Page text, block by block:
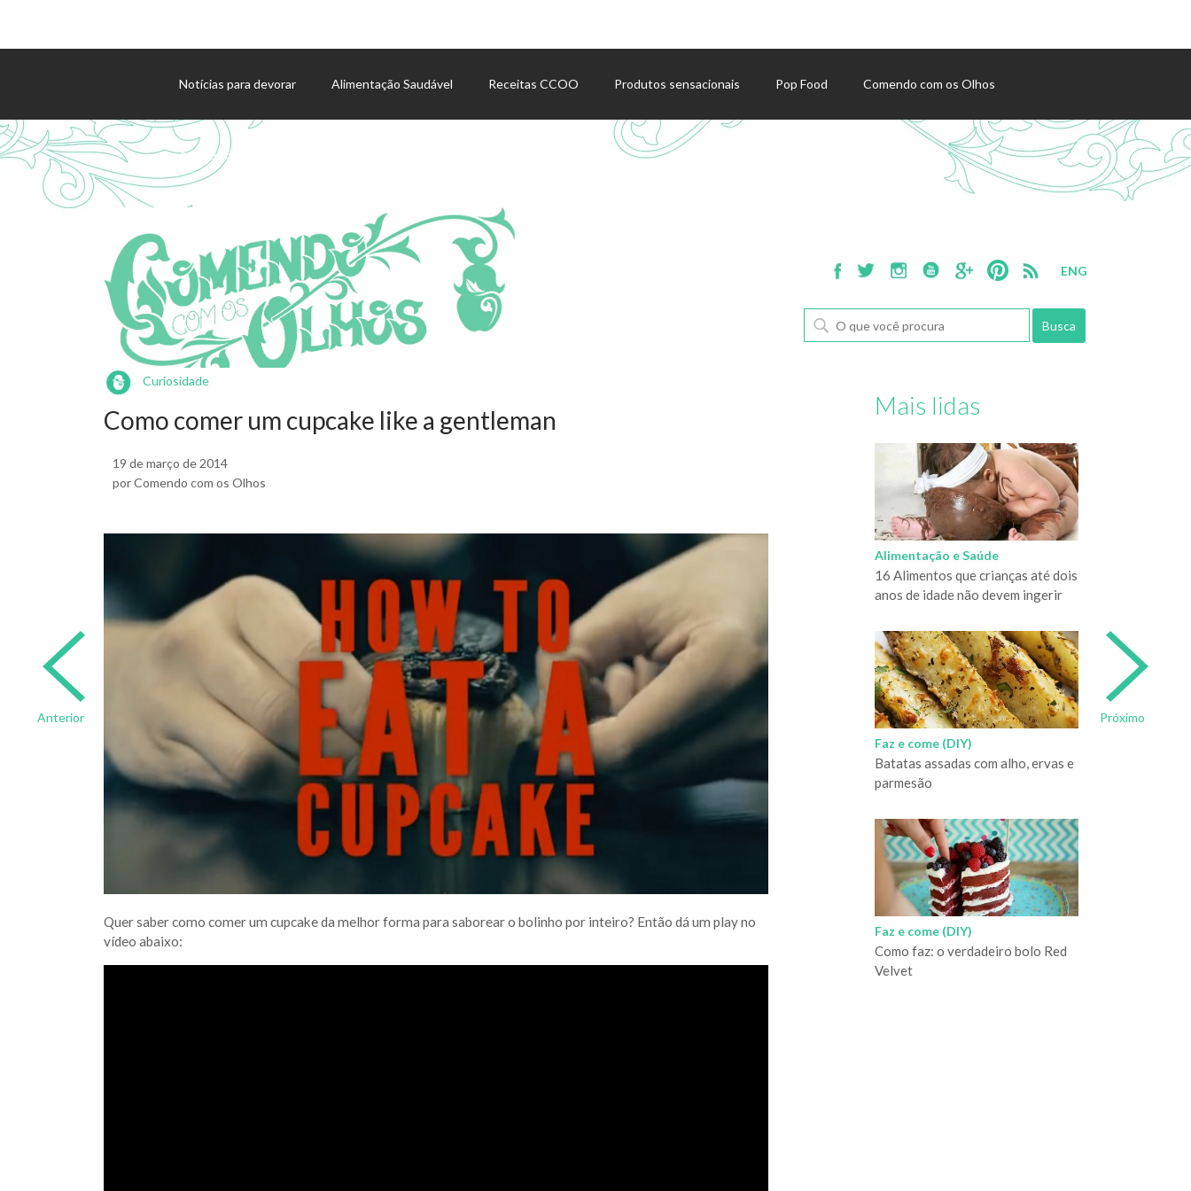
Notícias para devorar Alimentação Saudável Receitas CCOO Produtos sensacionais Pop Food Comendo com os Olhos
Agenda de eventos
ENG
Anterior Próximo
Curiosidade
Como comer um cupcake like a gentleman
19 de março de 2014
por Comendo com os Olhos
Quer saber como comer um cupcake da melhor forma para saborear o bolinho por inteiro? Então dá um play no
vídeo abaixo:
Mais lidas
Alimentação e Saúde
16 Alimentos que crianças até dois
anos de idade não devem ingerir
Faz e come (DIY)
Batatas assadas com alho, ervas e
parmesão
Faz e come (DIY)
Como faz: o verdadeiro bolo Red
Velvet